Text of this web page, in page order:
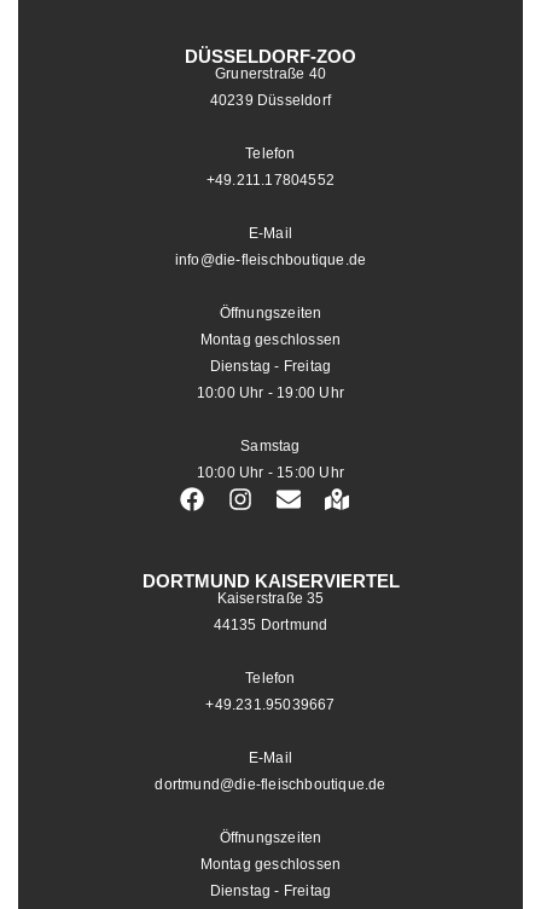
DÜSSELDORF-ZOO
Grunerstraße 40
40239 Düsseldorf
Telefon
+49.211.17804552
E-Mail
info@die-fleischboutique.de
Öffnungszeiten
Montag geschlossen
Dienstag - Freitag
10:00 Uhr - 19:00 Uhr
Samstag
10:00 Uhr - 15:00 Uhr
DORTMUND KAISERVIERTEL
Kaiserstraße 35
44135 Dortmund
Telefon
+49.231.95039667
E-Mail
dortmund@die-fleischboutique.de
Öffnungszeiten
Montag geschlossen
Dienstag - Freitag